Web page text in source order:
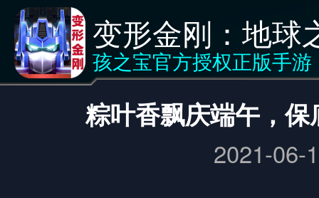
变形金刚：地球
孩之宝官方授权正版手游
<返回 新闻
粽叶香飘庆端午，
2021-06-